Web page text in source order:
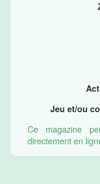
Jeu et/ou
Ce magazine
directement en